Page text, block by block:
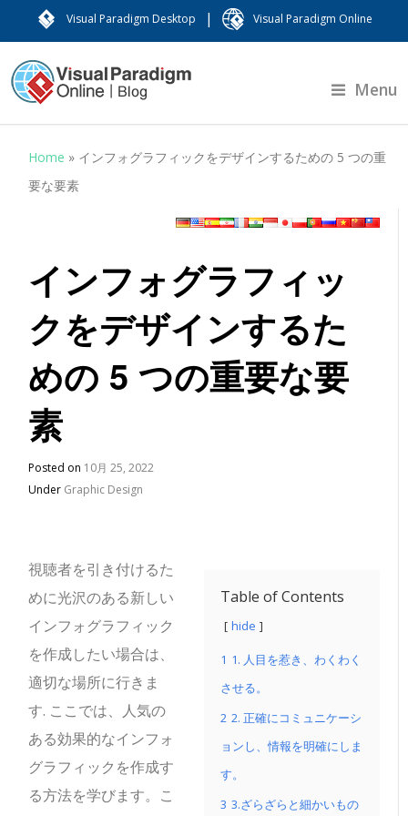
Visual Paradigm Desktop | Visual Paradigm Online
Menu
Home » インフォグラフィックをデザインするための 5 つの重
要な要素
インフォグラフィッ
クをデザインするた
めの 5 つの重要な要
素
Posted on 10月 25, 2022
Under Graphic Design
Table of Contents
hide
1 1. 人目を惹き、わくわく
させる。
2 2. 正確にコミュニケーシ
ョンし、情報を明確にしま
す。
3 3.ざらざらと細かいもの
視聴者を引き付けるた
めに光沢のある新しい
インフォグラフィック
を作成したい場合は、
適切な場所に行きま
す. ここでは、人気の
ある効果的なインフォ
グラフィックを作成す
る方法を学びます。こ